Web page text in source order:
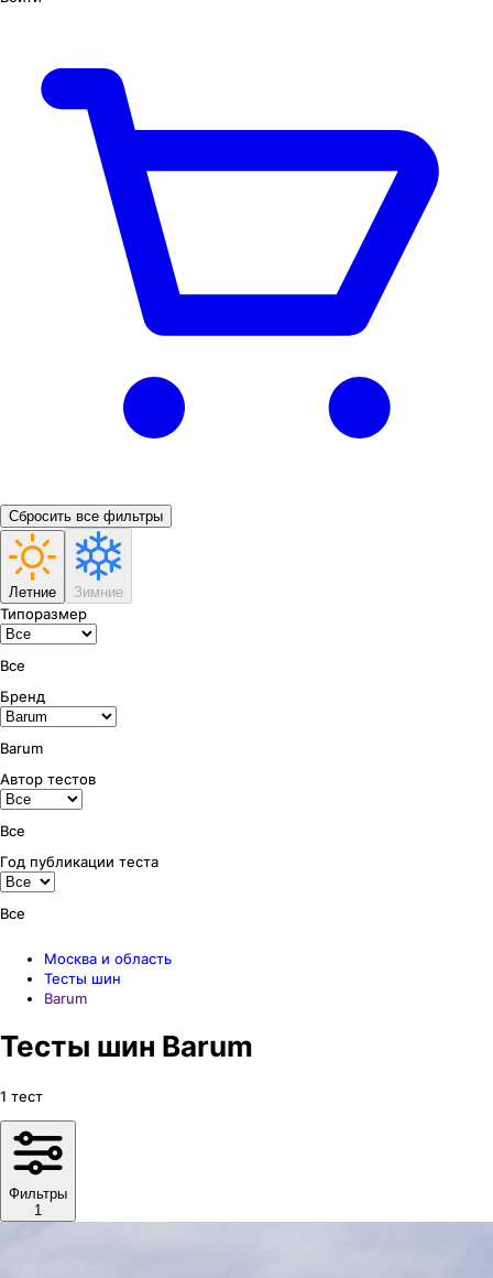
Сбросить все фильтры
Летние Зимние
Типоразмер
Все
Бренд
Barum
Автор тестов
Все
Год публикации теста
Все
Москва и область
Тесты шин
Barum
Тесты шин Barum
1 тест
Фильтры
1